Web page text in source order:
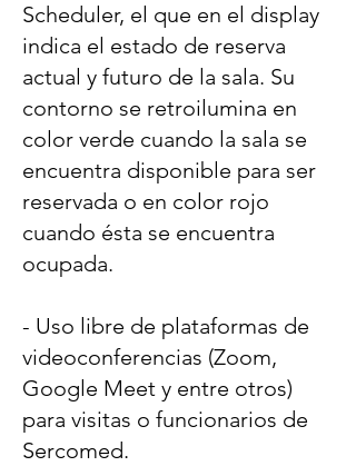
Scheduler, el que en el display
indica el estado de reserva
actual y futuro de la sala. Su
contorno se retroilumina en
color verde cuando la sala se
encuentra disponible para ser
reservada o en color rojo
cuando ésta se encuentra
ocupada.
- Uso libre de plataformas de
videoconferencias (Zoom,
Google Meet y entre otros)
para visitas o funcionarios de
Sercomed.